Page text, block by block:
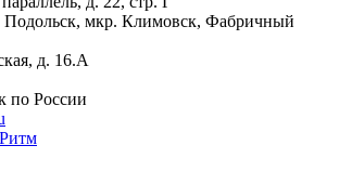
мкр. Климовск, Фабричный
д. 16.А
по России
Ритм